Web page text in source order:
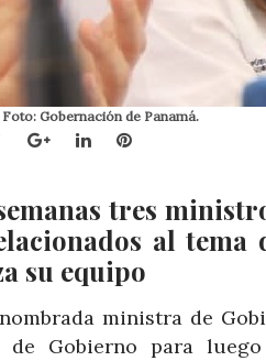
Foto: Gobernación de Panamá.
TwitterGoogle+LinkedInPinterest
tres
al tema
su equipo
ministra de
de Gobierno para